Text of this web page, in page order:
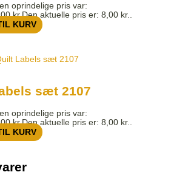
oprindelige pris var:
kr.Den aktuelle pris er: 8,00 kr..
KURV
sæt 2107
oprindelige pris var:
kr.Den aktuelle pris er: 8,00 kr..
KURV